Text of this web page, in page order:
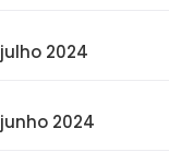
julho 2024
junho 2024